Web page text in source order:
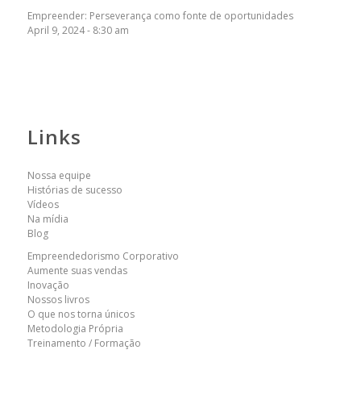
Empreender: Perseverança como fonte de oportunidades
April 9, 2024 - 8:30 am
Links
Nossa equipe
Histórias de sucesso
Vídeos
Na mídia
Blog
Empreendedorismo Corporativo
Aumente suas vendas
Inovação
Nossos livros
O que nos torna únicos
Metodologia Própria
Treinamento / Formação